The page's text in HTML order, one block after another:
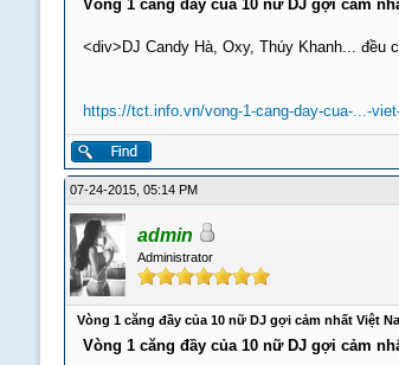
Vòng 1 căng đầy của 10 nữ DJ gợi cảm
<div>DJ Candy Hà, Oxy, Thúy Khanh... đều
https://tct.info.vn/vong-1-cang-day-cua-...-
07-24-2015, 05:14 PM
admin
Administrator
Vòng 1 căng đầy của 10 nữ DJ gợi cảm nhất Việt
Vòng 1 căng đầy của 10 nữ DJ gợi cảm